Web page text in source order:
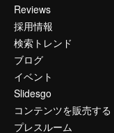
Reviews
採用情報
検索トレンド
ブログ
イベント
Slidesgo
コンテンツを販売する
プレスルーム